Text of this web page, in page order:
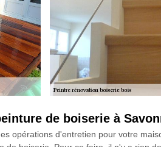
de boiserie à
opérations d'entretien pour votre